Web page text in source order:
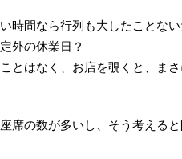
時間なら行列も大したことな
外の休業日？
とはなく、お店を覗くと、ま
席の数が多いし、そう考える